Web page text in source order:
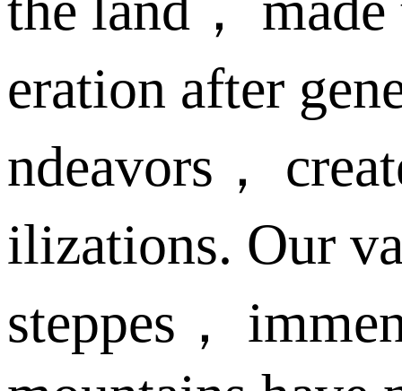
eration after
ndeavors，
ilizations. Our
steppes，